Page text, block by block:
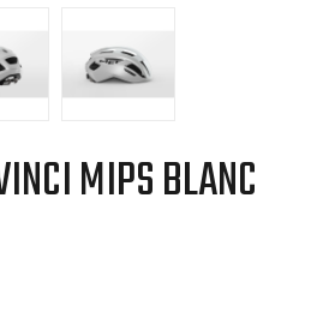
MIPS BLANC